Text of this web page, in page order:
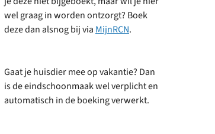
wel graag in worden ontzorgt? Boek
deze dan alsnog bij via MijnRCN.
Gaat je huisdier mee op vakantie? Dan
is de eindschoonmaak wel verplicht en
automatisch in de boeking verwerkt.